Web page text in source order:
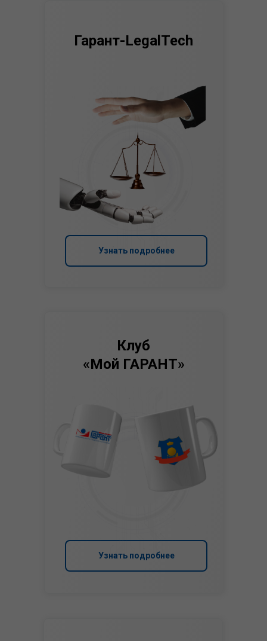
Узнать подробнее
Клуб
«Мой ГАРАНТ»
Узнать подробнее
Гарант-LegalTech